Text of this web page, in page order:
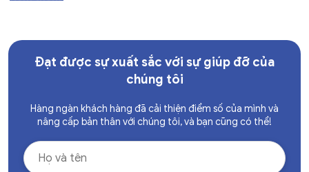
Đạt được sự xuất sắc với sự giúp đỡ của
chúng tôi
Hàng ngàn khách hàng đã cải thiện điểm số của mình và
nâng cấp bản thân với chúng tôi, và bạn cũng có thể!